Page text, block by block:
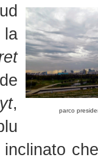
parco
,